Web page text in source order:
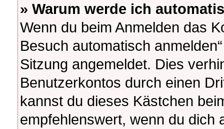
» Warum werde ich
Wenn du beim Anmelden das
Besuch automatisch
Sitzung angemeldet. Dies
Benutzerkontos durch einen
kannst du dieses Kästchen
empfehlenswert, wenn du dich